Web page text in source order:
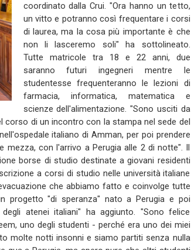
coordinato dalla Crui. "Ora hanno un tetto,
un vitto e potranno così frequentare i corsi
di laurea, ma la cosa più importante è che
non li lasceremo soli" ha sottolineato.
Tutte matricole tra 18 e 22 anni, due
saranno futuri ingegneri mentre le
studentesse frequenteranno le lezioni di
farmacia, informatica, matematica e
scienze dell'alimentazione. "Sono usciti da
corso di un incontro con la stampa nel sede del
italiano di Amman, per poi prendere
con l'arrivo a Perugia alle 2 di notte". Il
borse di studio destinate a giovani residenti
a corsi di studio nelle università italiane
che abbiamo fatto e coinvolge tutte
progetto "di speranza" nato a Perugia e poi
atenei italiani" ha aggiunto. "Sono felice
uno degli studenti - perché era uno dei miei
molte notti insonni e siamo partiti senza nulla